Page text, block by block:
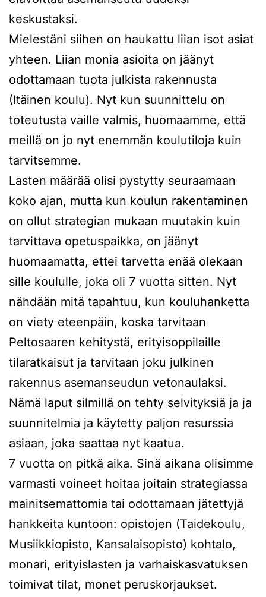
keskustaksi.
Mielestäni siihen on haukattu liian isot asiat
yhteen. Liian monia asioita on jäänyt
odottamaan tuota julkista rakennusta
(Itäinen koulu). Nyt kun suunnittelu on
toteutusta vaille valmis, huomaamme, että
meillä on jo nyt enemmän koulutiloja kuin
tarvitsemme.
Lasten määrää olisi pystytty seuraamaan
koko ajan, mutta kun koulun rakentaminen
on ollut strategian mukaan muutakin kuin
tarvittava opetuspaikka, on jäänyt
huomaamatta, ettei tarvetta enää olekaan
sille koululle, joka oli 7 vuotta sitten. Nyt
nähdään mitä tapahtuu, kun kouluhanketta
on viety eteenpäin, koska tarvitaan
Peltosaaren kehitystä, erityisoppilaille
tilaratkaisut ja tarvitaan joku julkinen
rakennus asemanseudun vetonaulaksi.
Nämä laput silmillä on tehty selvityksiä ja ja
suunnitelmia ja käytetty paljon resurssia
asiaan, joka saattaa nyt kaatua.
7 vuotta on pitkä aika. Sinä aikana olisimme
varmasti voineet hoitaa joitain strategiassa
mainitsemattomia tai odottamaan jätettyjä
hankkeita kuntoon: opistojen (Taidekoulu,
Musiikkiopisto, Kansalaisopisto) kohtalo,
monari, erityislasten ja varhaiskasvatuksen
toimivat tilat, monet peruskorjaukset.